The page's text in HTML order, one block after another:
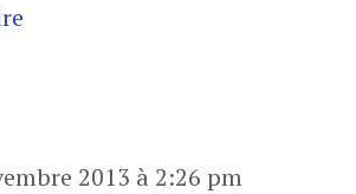
2013 à 2:26 pm